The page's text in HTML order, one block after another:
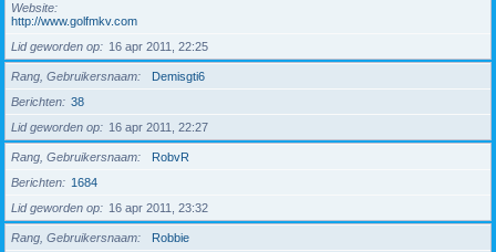
Website
http://www.golfmkv.com
Lid geworden op
16 apr 2011, 22:25
Rang, Gebruikersnaam
Demisgti6
Berichten
38
Lid geworden op
16 apr 2011, 22:27
Rang, Gebruikersnaam
RobvR
Berichten
1684
Lid geworden op
16 apr 2011, 23:32
Rang, Gebruikersnaam
Robbie